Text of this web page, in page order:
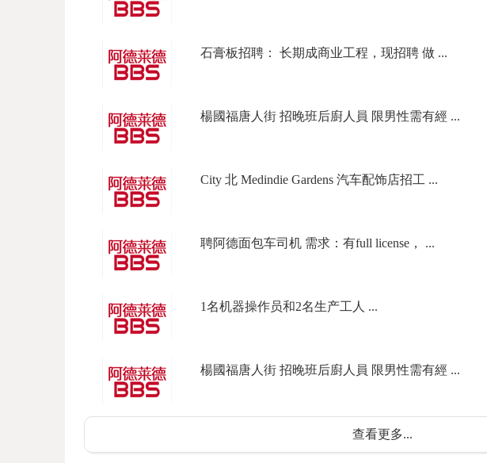
石膏板招聘： 长期成商业工程，现招聘 做 ...
楊國福唐人街 招晚班后廚人員 限男性需有經 ...
City 北 Medindie Gardens 汽车配饰店招工 ...
聘阿德面包车司机 需求：有full license， ...
1名机器操作员和2名生产工人 ...
楊國福唐人街 招晚班后廚人員 限男性需有經 ...
查看更多...